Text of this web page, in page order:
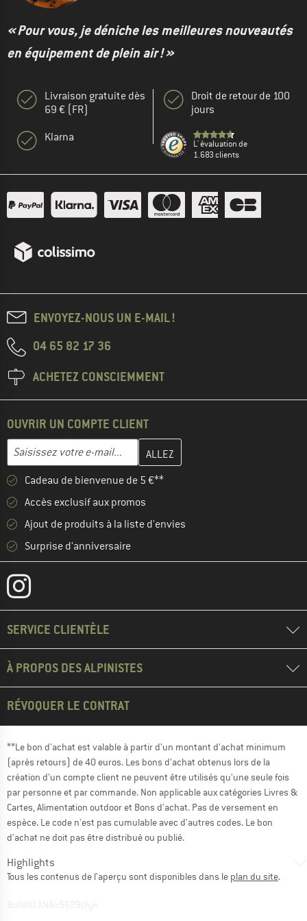
« Pour vous, je déniche les meilleures nouveautés
en équipement de plein air ! »
Livraison gratuite dès
69 € (FR)
Klarna
Droit de retour de 100
jours
L' évaluation de
1.683 clients
ENVOYEZ-NOUS UN E-MAIL !
04 65 82 17 36
ACHETEZ CONSCIEMMENT
OUVRIR UN COMPTE CLIENT
Adresse e-mail
Entrez votre adresse e-mail ici et créez votre compte client à la
Cadeau de bienvenue de 5 €**
Accès exclusif aux promos
Ajout de produits à la liste d'envies
Surprise d'anniversaire
SERVICE CLIENTÈLE
À PROPOS DES ALPINISTES
RÉVOQUER LE CONTRAT
**Le bon d'achat est valable à partir d'un montant d'achat minimum
(après retours) de 40 euros. Les bons d'achat obtenus lors de la
création d'un compte client ne peuvent être utilisés qu'une seule fois
par personne et par commande. Non applicable aux catégories Livres &
Cartes, Alimentation outdoor et Bons d'achat. Pas de versement en
espèce. Le code n'est pas cumulable avec d'autres codes. Le bon
d'achat ne doit pas être distribué ou publié.
Highlights
Tous les contenus de l'aperçu sont disponibles dans le plan du site.